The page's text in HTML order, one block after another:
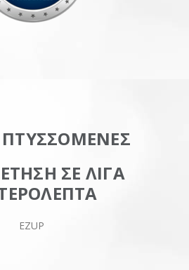
ΠΤΥΣΣΟΜΕΝΕΣ
ΣΕ ΛΙΓΑ
EZUP